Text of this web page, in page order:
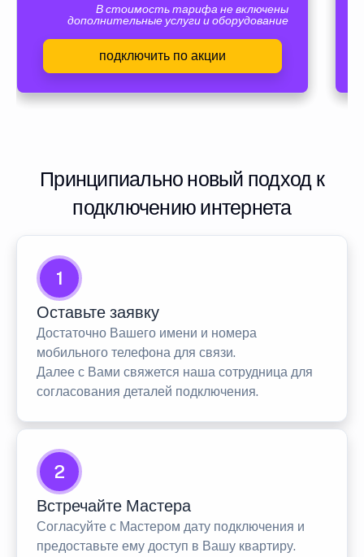
В стоимость тарифа не включены
дополнительные услуги и оборудование
подключить по акции
Принципиально новый подход к
подключению интернета
1
Оставьте заявку
Достаточно Вашего имени и номера
мобильного телефона для связи.
Далее с Вами свяжется наша сотрудница для
согласования деталей подключения.
2
Встречайте Мастера
Согласуйте с Мастером дату подключения и
предоставьте ему доступ в Вашу квартиру.